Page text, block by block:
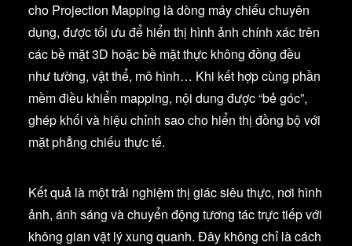
cho Projection Mapping là dòng máy chiếu chuyên
dụng, được tối ưu để hiển thị hình ảnh chính xác trên
các bề mặt 3D hoặc bề mặt thực không đồng đều
như tường, vật thể, mô hình… Khi kết hợp cùng phần
mềm điều khiển mapping, nội dung được “bẻ góc”,
ghép khối và hiệu chỉnh sao cho hiển thị đồng bộ với
mặt phẳng chiếu thực tế.
Kết quả là một trải nghiệm thị giác siêu thực, nơi hình
ảnh, ánh sáng và chuyển động tương tác trực tiếp với
không gian vật lý xung quanh. Đây không chỉ là cách